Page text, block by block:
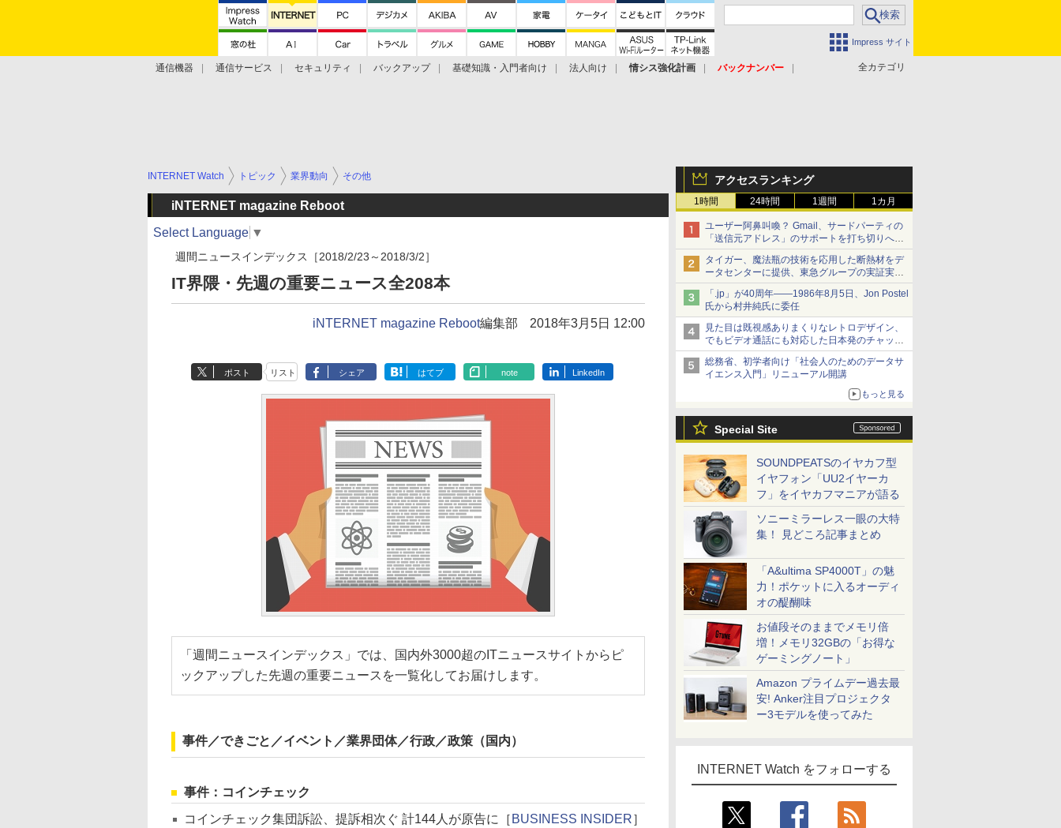
Impress サイト
全カテゴリ
通信機器 通信サービス セキュリティ バックアップ 基礎知識・入門者向け 法人向け 情シス強化計画
バックナンバー
アクセスランキング
1時間 24時間 1週間 1カ月
ユーザー阿鼻叫喚？ Gmail、サードパーティの
「送信元アドレス」のサポートを打ち切りへ
【やじうまWatch】
タイガー、魔法瓶の技術を応用した断熱材をデ
ータセンターに提供、東急グループの実証実験
で 「ステンレス密封真空断熱パネル TIVIP」
「.jp」が40周年――1986年8月5日、Jon Postel
氏から村井純氏に委任
見た目は既視感ありまくりなレトロデザイン、
でもビデオ通話にも対応した日本発のチャット
アプリが登場【やじうまWatch】
総務省、初学者向け「社会人のためのデータサ
イエンス入門」リニューアル開講
もっと見る
Special Site
SOUNDPEATSのイヤカフ型
イヤフォン「UU2イヤーカ
フ」をイヤカフマニアが語る
ソニーミラーレス一眼の大特
集！ 見どころ記事まとめ
「A&ultima SP4000T」の魅
力！ポケットに入るオーディ
オの醍醐味
お値段そのままでメモリ倍
増！メモリ32GBの「お得な
ゲーミングノート」
Amazon プライムデー過去最
安! Anker注目プロジェクタ
ー3モデルを使ってみた
INTERNET Watch をフォローする
INTERNET Watch トピック 業界動向 その他
iNTERNET magazine Reboot
Select Language ▼
週間ニュースインデックス［2018/2/23～2018/3/2］
IT界隈・先週の重要ニュース全208本
iNTERNET magazine Reboot編集部 2018年3月5日 12:00
ポスト リスト シェア はてブ note LinkedIn
「週間ニュースインデックス」では、国内外3000超のITニュースサイトからピ
ックアップした先週の重要ニュースを一覧化してお届けします。
事件／できごと／イベント／業界団体／行政／政策（国内）
事件：コインチェック
コインチェック集団訴訟、提訴相次ぐ 計144人が原告に［ BUSINESS INSIDER］